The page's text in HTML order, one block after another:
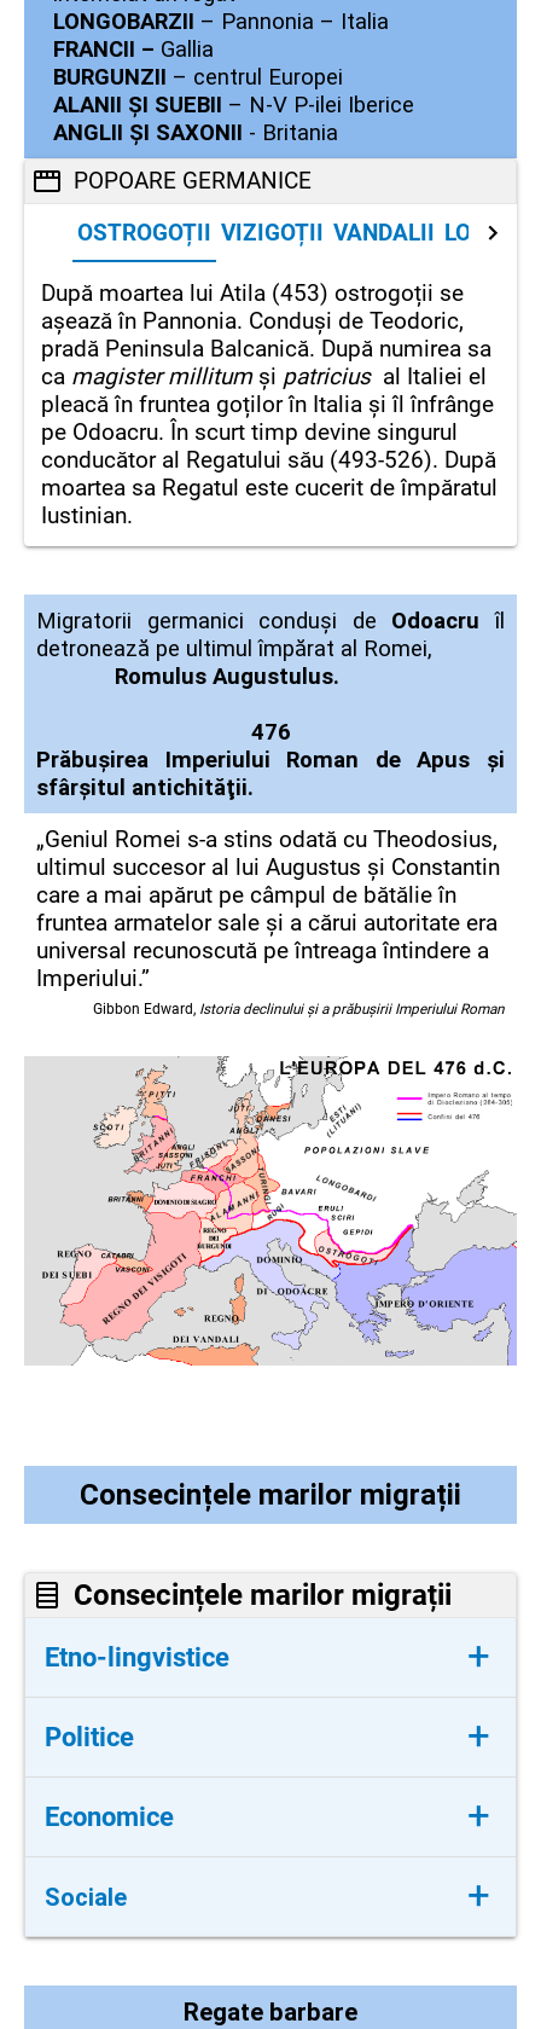
LONGOBARZII – Pannonia – Italia
FRANCII – Gallia
BURGUNZII – centrul Europei
ALANII ȘI SUEBII – N-V P-ilei Iberice
ANGLII ȘI SAXONII - Britania
POPOARE GERMANICE
OSTROGOȚII VIZIGOȚII VANDALII
După moartea lui Atila (453) ostrogoții se
așează în Pannonia. Conduși de Teodoric,
pradă Peninsula Balcanică. După numirea sa
ca magister millitum și patricius al Italiei el
pleacă în fruntea goților în Italia și îl înfrânge
pe Odoacru. În scurt timp devine singurul
conducător al Regatului său (493-526). După
moartea sa Regatul este cucerit de împăratul
Iustinian.
Migratorii germanici conduşi de Odoacru îl
detronează pe ultimul împărat al Romei,
Romulus Augustulus.
476
Prăbuşirea Imperiului Roman de Apus şi
sfârşitul antichităţii.
„Geniul Romei s-a stins odată cu Theodosius,
ultimul succesor al lui Augustus și Constantin
care a mai apărut pe câmpul de bătălie în
fruntea armatelor sale și a cărui autoritate era
universal recunoscută pe întreaga întindere a
Imperiului.”
Gibbon Edward, Istoria declinului și a prăbușirii Imperiului Roman
Consecințele marilor migrații
Consecințele marilor migrații
Etno-lingvistice +
formarea unor popoare și limbi noi
Politice +
formarea unor regate barbare:
Economice +
decăderea vieții urbane și accentuarea
procesului de ruralizare; apariția unor noi
forme de proprietate
Sociale +
țărănimii dependente
Regate barbare